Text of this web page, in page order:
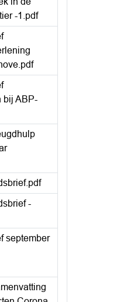
-1.pdf
bij ABP-
-
september